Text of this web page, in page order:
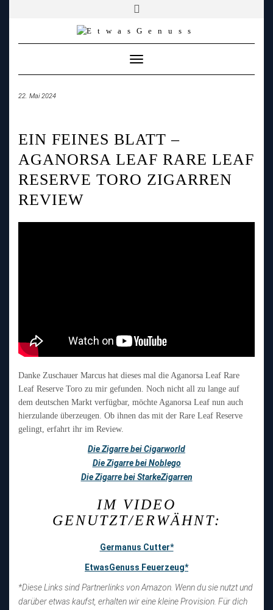
Toggle
Navigation
22. Mai 2024
EIN FEINES BLATT –
AGANORSA LEAF RARE LEAF
RESERVE TORO ZIGARREN
REVIEW
Danke Zuschauer Marcus hat dieses mal die Aganorsa Leaf Rare
Leaf Reserve Toro zu mir gefunden. Noch nicht all zu lange auf
dem deutschen Markt verfügbar, möchte Aganorsa Leaf nun auch
hierzulande überzeugen. Ob ihnen das mit der Rare Leaf Reserve
gelingt, erfahrt ihr im Review.
Die Zigarre bei Cigarworld
Die Zigarre bei Noblego
Die Zigarre bei StarkeZigarren
IM VIDEO
GENUTZT/ERWÄHNT:
Germanus Cutter*
EtwasGenuss Feuerzeug*
*Diese Links sind Partnerlinks von Amazon. Wenn du sie nutzt und
darüber etwas kaufst, erhalten wir eine kleine Provision. Für dich